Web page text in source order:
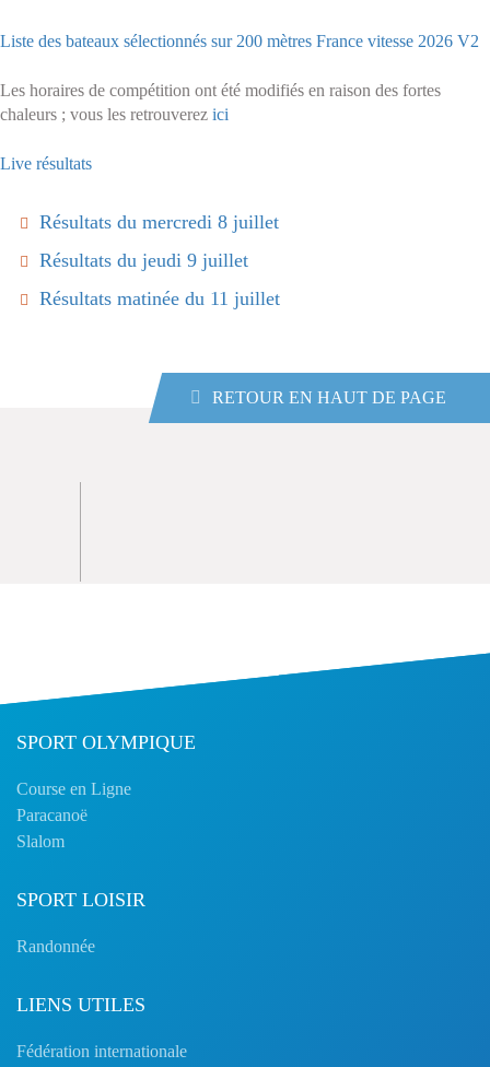
Liste des bateaux sélectionnés sur 200 mètres France vitesse 2026 V2
Les horaires de compétition ont été modifiés en raison des fortes
chaleurs ; vous les retrouverez ici
Live résultats
Résultats du mercredi 8 juillet
Résultats du jeudi 9 juillet
Résultats matinée du 11 juillet
RETOUR EN HAUT DE PAGE
SPORT OLYMPIQUE
Course en Ligne
Paracanoë
Slalom
SPORT LOISIR
Randonnée
LIENS UTILES
Fédération internationale